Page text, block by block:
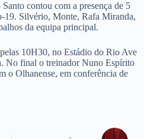
contou com a presença de 5
19. Silvério, Monte, Rafa Miranda,
da equipa principal.
10H30, no Estádio do Rio Ave
No final o treinador Nuno Espírito
o Olhanense, em conferência de